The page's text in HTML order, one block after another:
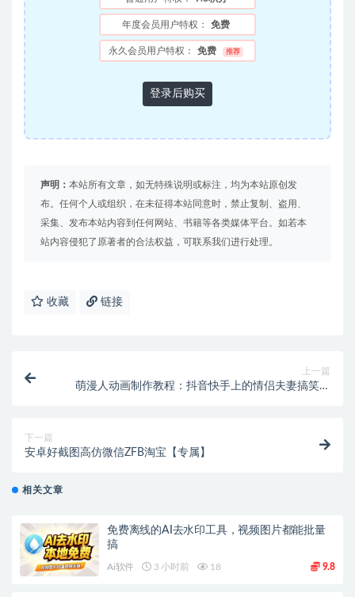
年度会员用户特权： 免费
永久会员用户特权： 免费 推荐
登录后购买
声明： 本站所有文章，如无特殊说明或标注，均为本站原创发
布。任何个人或组织，在未征得本站同意时，禁止复制、盗用、
采集、发布本站内容到任何网站、书籍等各类媒体平台。如若本
站内容侵犯了原著者的合法权益，可联系我们进行处理。
收藏 链接
上一篇
萌漫人动画制作教程：抖音快手上的情侣夫妻搞笑动
下一篇
安卓好截图高仿微信ZFB淘宝【专属】
相关文章
免费离线的AI去水印工具，视频图片都能批量
搞
Ai软件 3 小时前 18 9.8